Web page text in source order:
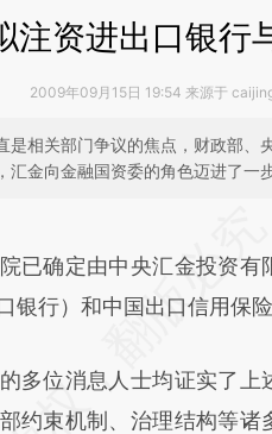
注资进出口银行
2009年09月15日 19:54 来源于
是相关部门争议的焦点，财政部、
汇金向金融国资委的角色迈进了一
在偏差。不代表财新观点
已确定由中央汇金投资有
银行）和中国出口信用保
位消息人士均证实了上
约束机制、治理结构等诸